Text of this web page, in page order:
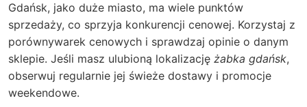
Gdańsk, jako duże miasto, ma wiele punktów
sprzedaży, co sprzyja konkurencji cenowej. Korzystaj z
porównywarek cenowych i sprawdzaj opinie o danym
sklepie. Jeśli masz ulubioną lokalizację żabka gdańsk,
obserwuj regularnie jej świeże dostawy i promocje
weekendowe.